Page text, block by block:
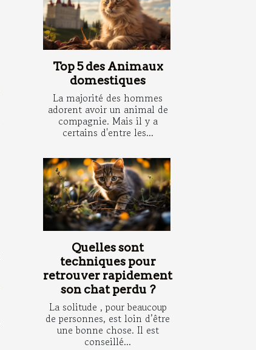
Top 5 des Animaux
domestiques
La majorité des hommes
adorent avoir un animal de
compagnie. Mais il y a
certains d'entre les...
Quelles sont
techniques pour
retrouver rapidement
son chat perdu ?
La solitude , pour beaucoup
de personnes, est loin d’être
une bonne chose. Il est
conseillé...